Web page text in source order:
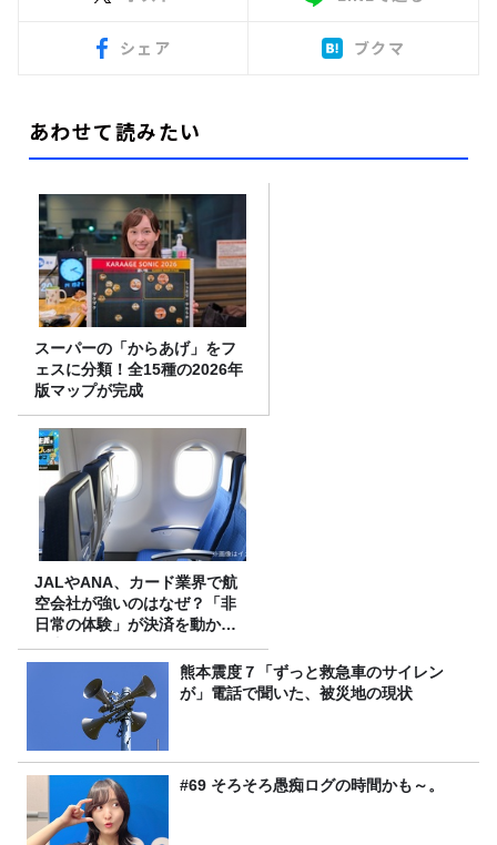
シェア ブクマ
あわせて読みたい
スーパーの「からあげ」をフ
ェスに分類！全15種の2026年
版マップが完成
JALやANA、カード業界で航
空会社が強いのはなぜ？「非
日常の体験」が決済を動かす
理由
熊本震度７「ずっと救急車のサイレン
が」電話で聞いた、被災地の現状
#69 そろそろ愚痴ログの時間かも～。